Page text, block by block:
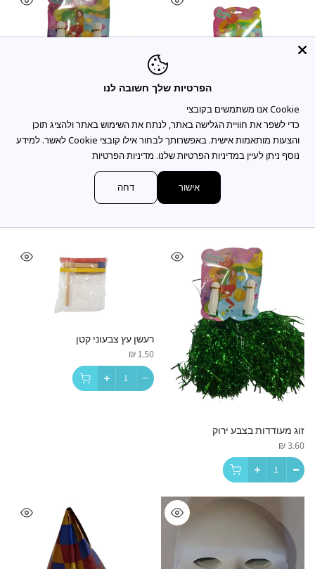
זוג מעודדות בצבע סגול
זוג מעודדות בצבע כסף
זוג מעודדות בצבע ירוק
3.60 ₪
רעשן עץ צבעוני קטן
1.50 ₪
הפרטיות שלך חשובה לנו
כדי לשפר את חוויית הגלישה באתר, לנתח את השימוש באתר ולהציג תוכן
והצעות מותאמות אישית. באפשרותך לבחור אילו קובצי Cookie לאשר. למידע
נוסף ניתן לעיין במדיניות הפרטיות שלנו. מדיניות הפרטיות
אישור דחה